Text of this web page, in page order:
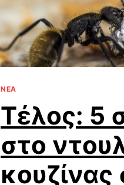
ΝΕΑ
Τέλος: 5
στο